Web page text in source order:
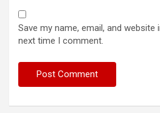
Save my name, email, and
next time I comment.